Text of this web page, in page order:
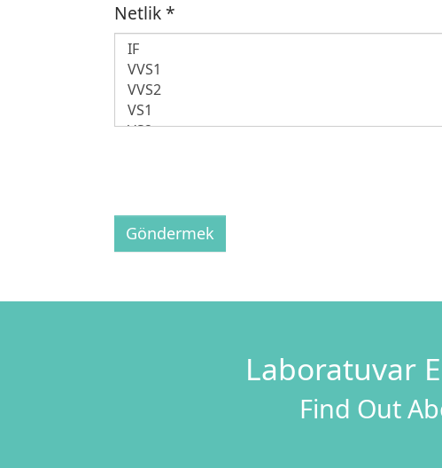
Netlik*
Göndermek
Laboratuvar
Find Out